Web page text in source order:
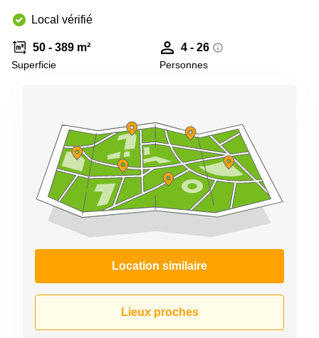
Local vérifié
50 - 389 m²
Superficie
4 - 26
Personnes
Location similaire
Lieux proches